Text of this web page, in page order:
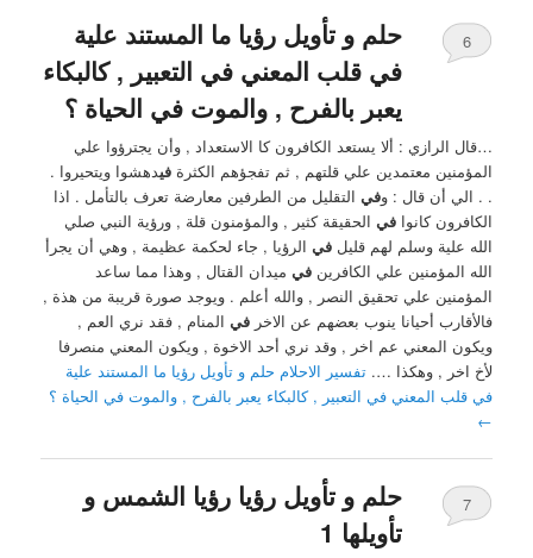
حلم و تأويل رؤيا ما المستند علية
في قلب المعني في التعبير , كالبكاء
يعبر بالفرح , والموت في الحياة ؟
6
…قال الرازي : ألا يستعد الكافرون كا الاستعداد , وأن يجترؤوا علي
المؤمنين معتمدين علي قلتهم , ثم تفجؤهم الكثرةفيدهشوا ويتحيروا .
. . الي أن قال : وفي التقليل من الطرفين معارضة تعرف بالتأمل . اذا
الكافرون كانوافي الحقيقة كثير , والمؤمنون قلة , ورؤية النبي صلي
الله علية وسلم لهم قليلفي الرؤيا , جاء لحكمة عظيمة , وهي أن يجرأ
الله المؤمنين علي الكافرينفي ميدان القتال , وهذا مما ساعد
المؤمنين علي تحقيق النصر , والله أعلم . ويوجد صورة قريبة من هذة ,
فالأقارب أحيانا ينوب بعضهم عن الاخرفي المنام , فقد نري العم ,
ويكون المعني عم اخر , وقد نري أحد الاخوة , ويكون المعني منصرفا
لأخ اخر , وهكذا ….تفسير الاحلام حلم و تأويل رؤيا ما المستند علية
في قلب المعني في التعبير , كالبكاء يعبر بالفرح , والموت في الحياة ؟
←
حلم و تأويل رؤيا رؤيا الشمس و
تأويلها 1
7